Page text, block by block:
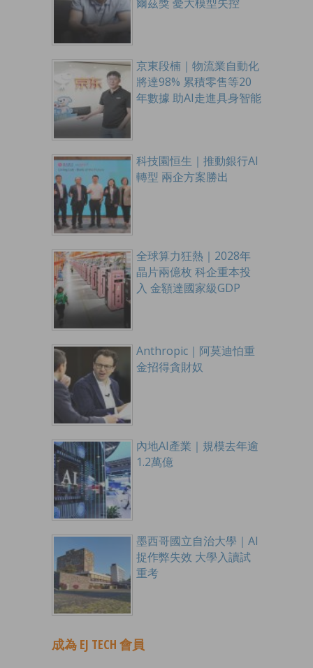
京東段楠｜物流業自動化
將達98% 累積零售等20
年數據 助AI走進具身智能
科技園恒生｜推動銀行AI
轉型 兩企方案勝出
全球算力狂熱｜2028年
晶片兩億枚 科企重本投
入 金額達國家級GDP
Anthropic｜阿莫迪怕重
金招得貪財奴
內地AI產業｜規模去年逾
1.2萬億
墨西哥國立自治大學｜AI
捉作弊失效 大學入讀試
重考
成為 EJ TECH 會員